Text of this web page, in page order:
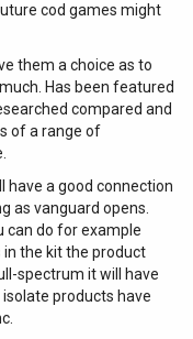
cod games might
them a choice as to
Has been featured
compared and
of a range of
have a good connection
as vanguard opens.
can do for example
in the kit the product
spectrum it will have
products have